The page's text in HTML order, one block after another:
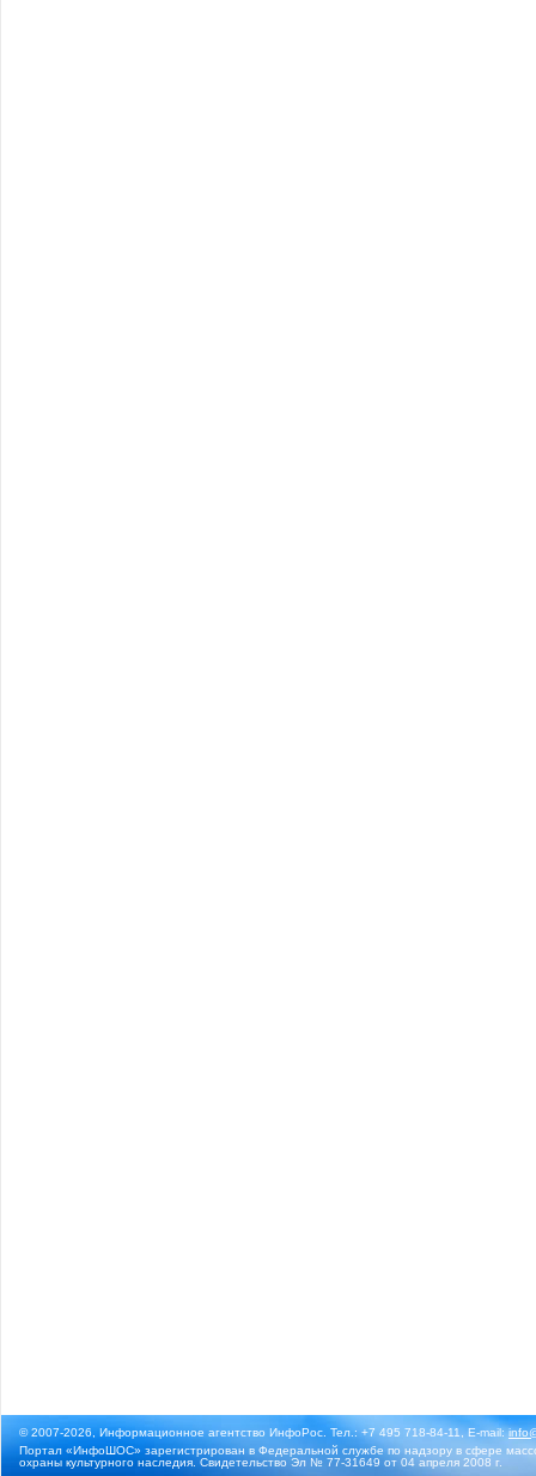
© 2007-2026, Информационное агентство ИнфоРос. Тел.: +7 495 718-84-11, E-mail:
Портал «ИнфоШОС» зарегистрирован в Федеральной службе по надзору в сфере
охраны культурного наследия. Свидетельство Эл № 77-31649 от 04 апреля 2008 г.